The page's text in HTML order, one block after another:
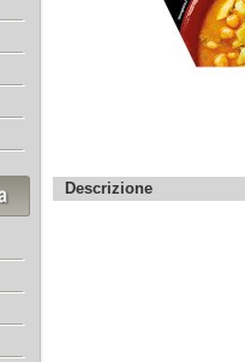
Descrizione